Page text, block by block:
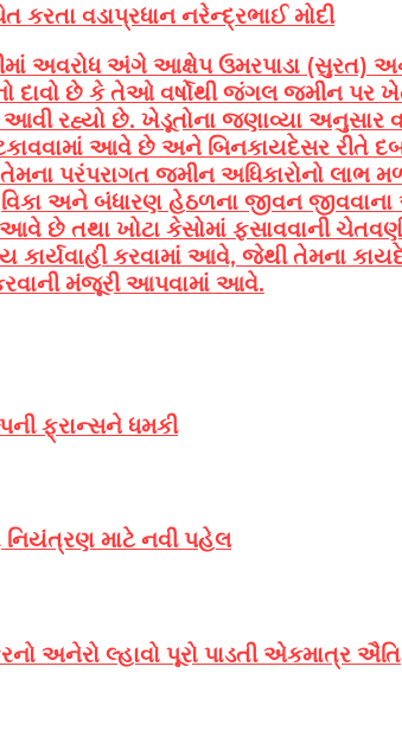
કરતા વડાપ્રધાન નરેન્દ્રભાઈ મોદી
અવરોધ અંગે આક્ષેપ ઉમરપાડા (સુરત) અને
છે કે તેઓ વર્ષોથી જંગલ જમીન પર
આવી રહ્યો છે. ખેડૂતોના જણાવ્યા અનુસાર
આવે છે અને બિનકાયદેસર રીતે
પરંપરાગત જમીન અધિકારોનો લાભ
અને બંધારણ હેઠળના જીવન
છે તથા ખોટા કેસોમાં ફસાવવાની
કરવામાં આવે, જેથી તેમના
મંજૂરી આપવામાં આવે.
ફ્રાન્સને ધમકી
માટે નવી પહેલ
અનેરો લ્હાવો પૂરો પાડતી એકમાત્ર